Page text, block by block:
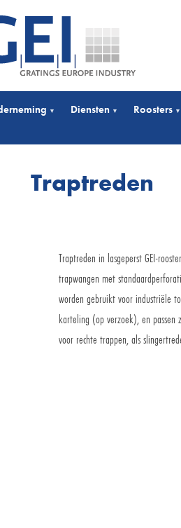
▾ Diensten ▾ Roosters ▾
Traptreden
Traptreden in lasgeperst GEI-
trapwangen met
worden gebruikt voor industriële
karteling (op verzoek), en passen
voor rechte trappen, als